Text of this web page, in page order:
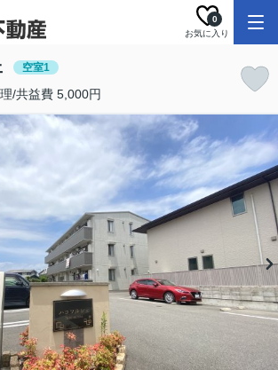
お気に入り
0
空室1
/共益費 5,000円